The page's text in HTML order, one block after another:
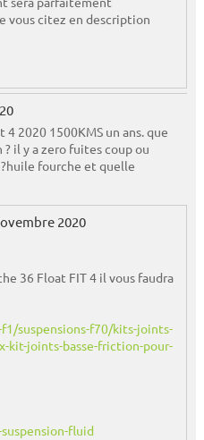
vous citez en description
2020 1500KMS un ans. que
il y a zero fuites coup ou
fourche et quelle
2020
36 Float FIT 4 il vous faudra
suspensions-f70/kits-joints-
kit-joints-basse-friction-pour-
fluid